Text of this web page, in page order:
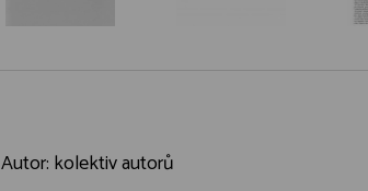
Autor: kolektiv autorů